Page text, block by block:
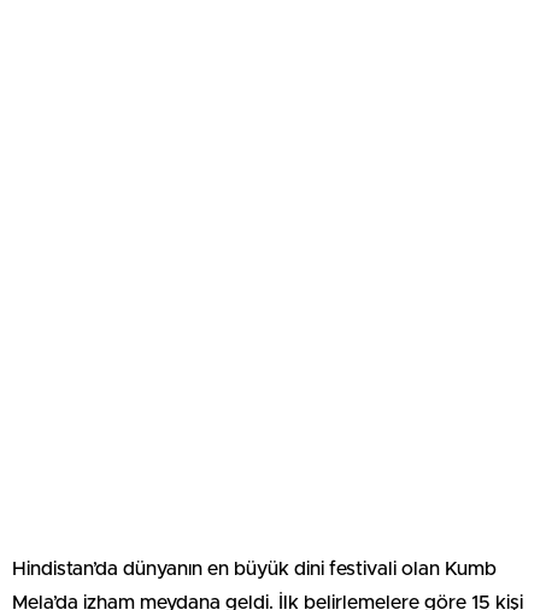
Hindistan’da dünyanın en büyük dini festivali olan Kumb
Mela’da izham meydana geldi. İlk belirlemelere göre 15 kişi